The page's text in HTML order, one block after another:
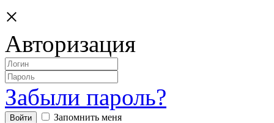
×
Авторизация
Забыли пароль?
Запомнить меня